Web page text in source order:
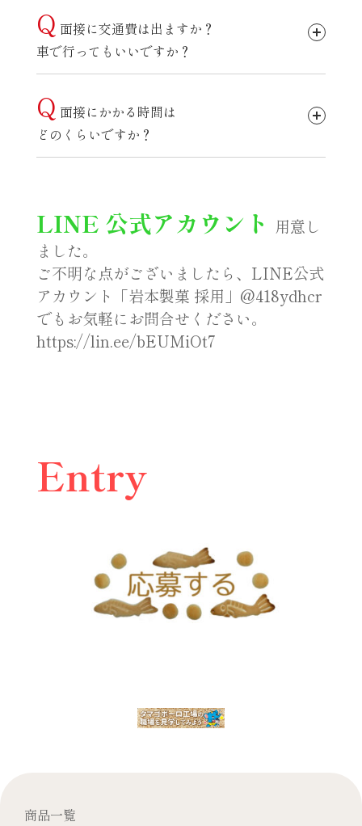
Q 面接に交通費は出ますか？
車で行ってもいいですか？
Q 面接にかかる時間は
どのくらいですか？
LINE 公式アカウント 用意し
ました。
ご不明な点がございましたら、LINE公式
アカウント「岩本製菓 採用」@418ydhcr
でもお気軽にお問合せください。
https://lin.ee/bEUMiOt7
Entry
商品一覧